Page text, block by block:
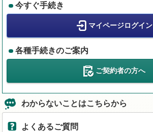
今すぐ手続き
マイページログイン
各種手続きのご案内
ご契約者の方へ
わからないことはこちらから
よくあるご質問